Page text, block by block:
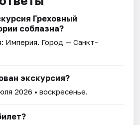
Греховный
соблазна?
Империя. Город — Санкт-
экскурсия?
2026 • воскресенье.